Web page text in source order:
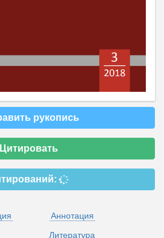
рукопись
Цитировать
Аннотация
Литература